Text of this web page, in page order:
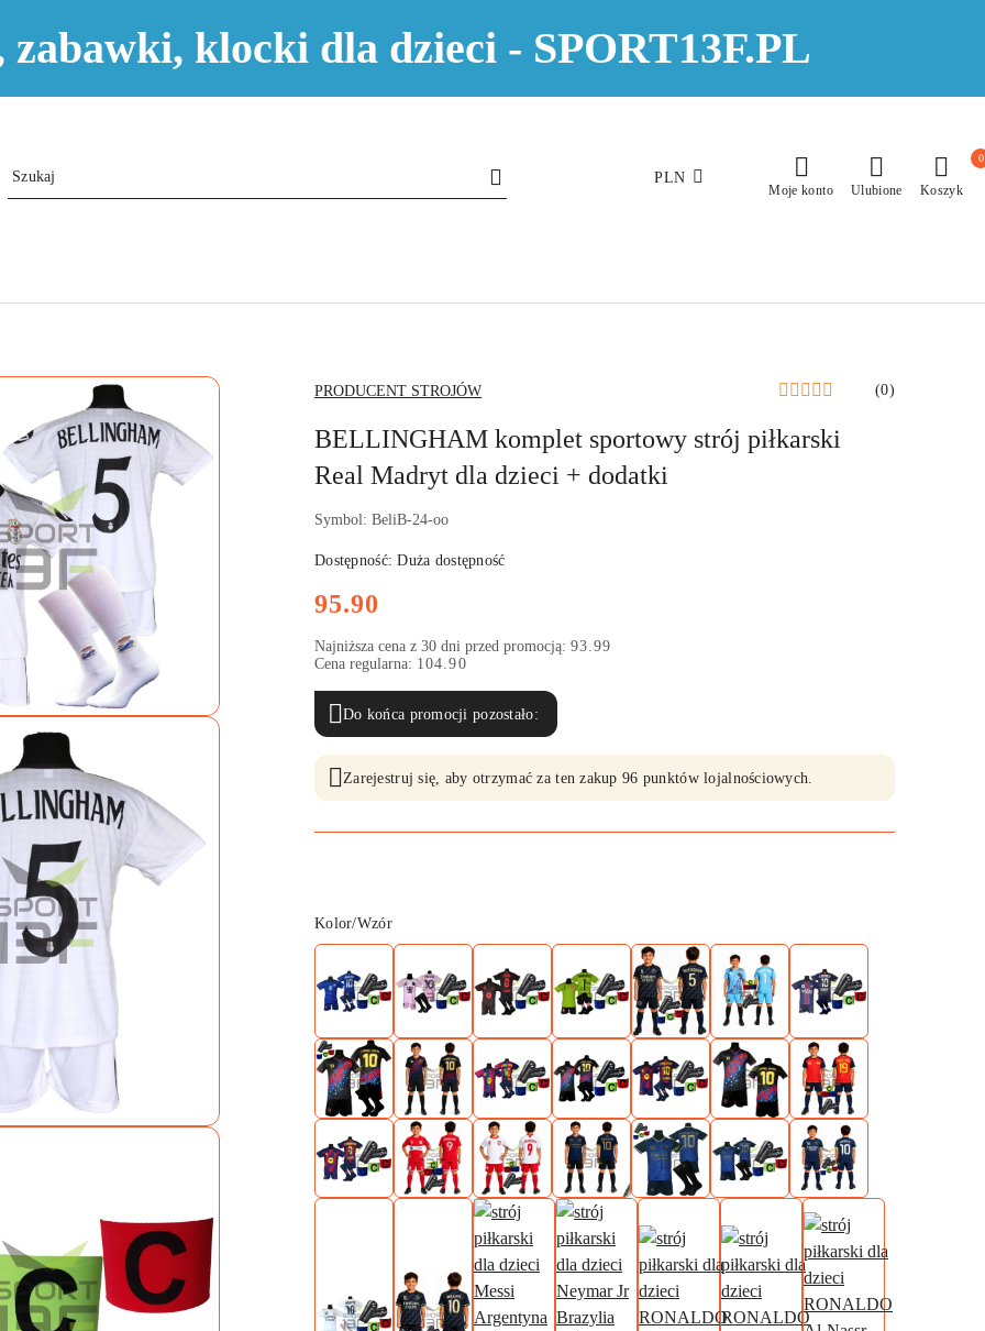
zabawki, klocki dla dzieci - SPORT13F.PL
PLN
Moje konto Ulubione Koszyk
0
NAZWA
PRODUCENTA:
PRODUCENT STROJÓW (0)
BELLINGHAM komplet sportowy strój piłkarski
Real Madryt dla dzieci + dodatki
Symbol: BeliB-24-oo
Dostępność:Duża dostępność
Cena:
95.90
Najniższa cena z 30 dni przed promocją: 93.99
Cena regularna: 104.90
Do końca promocji pozostało:
Zarejestruj się, aby otrzymać za ten zakup 96 punktów lojalnościowych.
Wariant
Kolor/Wzór